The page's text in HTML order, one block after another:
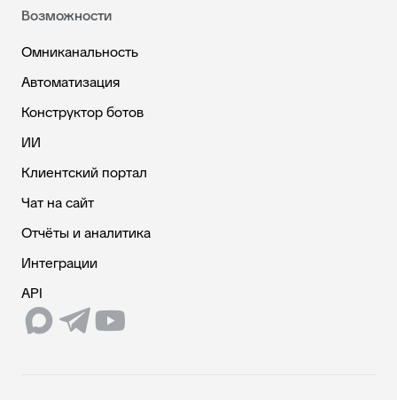
Возможности
Омниканальность
Автоматизация
Конструктор ботов
ИИ
Клиентский портал
Чат на сайт
Отчёты и аналитика
Интеграции
API